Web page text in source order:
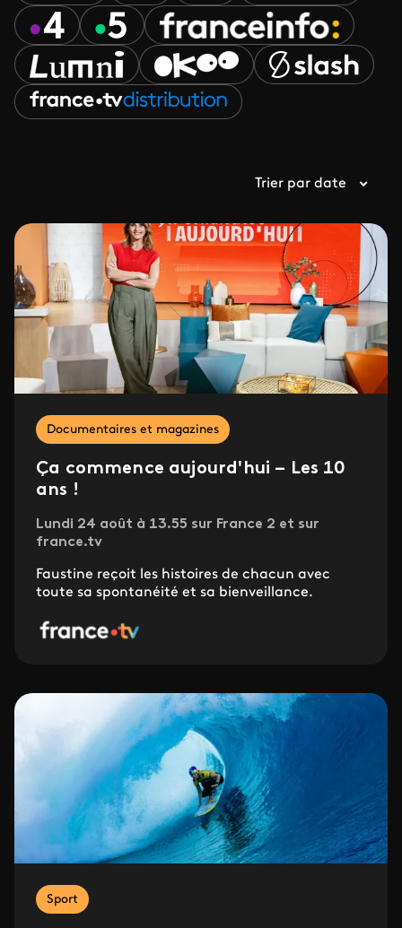
Trier par date
Documentaires et magazines
Ça commence aujourd'hui – Les 10
ans !
Lundi 24 août à 13.55 sur France 2 et sur
france.tv
Faustine reçoit les histoires de chacun avec
toute sa spontanéité et sa bienveillance.
Sport